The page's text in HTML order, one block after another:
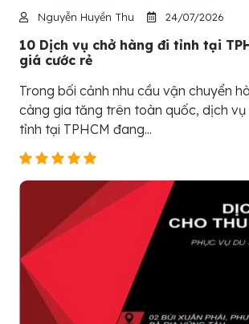
Nguyễn Huyền Thu 24/07/2026
10 Dịch vụ chở hàng đi tỉnh tại
giá cước rẻ
Trong bối cảnh nhu cầu vận chuyển
càng gia tăng trên toàn quốc, dịch vụ
tỉnh tại TPHCM đang...